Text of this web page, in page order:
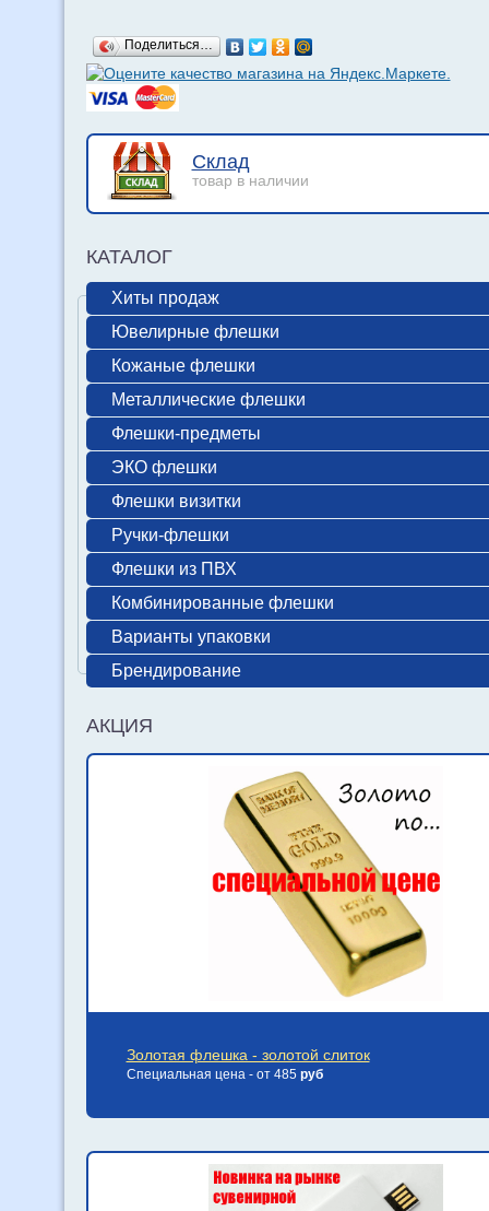
Поделиться…
Склад
товар в наличии
КАТАЛОГ
Хиты продаж
Ювелирные флешки
Кожаные флешки
Металлические флешки
Флешки-предметы
ЭКО флешки
Флешки визитки
Ручки-флешки
Флешки из ПВХ
Комбинированные флешки
Варианты упаковки
Брендирование
АКЦИЯ
Золотая флешка - золотой слиток
Специальная цена - от 485 руб